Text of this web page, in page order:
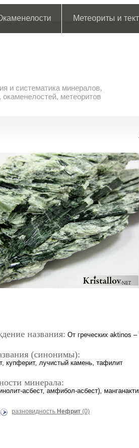
Метеориты и
и систематика минералов,
окаменелостей, метеоритов
названия: От греческих aktinos
(синонимы):
купферит, лучистый камень, тафилит
минерала:
асбест, амфибол-асбест),
разновидность Нефрит (0)